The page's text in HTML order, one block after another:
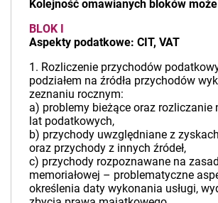
Kolejność omawianych bloków
BLOK I
Aspekty podatkowe: CIT, VAT
1. Rozliczenie przychodów
podziałem na źródła przychodów
zeznaniu rocznym:
a) problemy bieżące oraz rozliczanie
lat podatkowych,
b) przychody uwzględniane z
oraz przychody z innych źródeł,
c) przychody rozpoznawane na
memoriałowej – problematyczne
określenia daty wykonania usługi,